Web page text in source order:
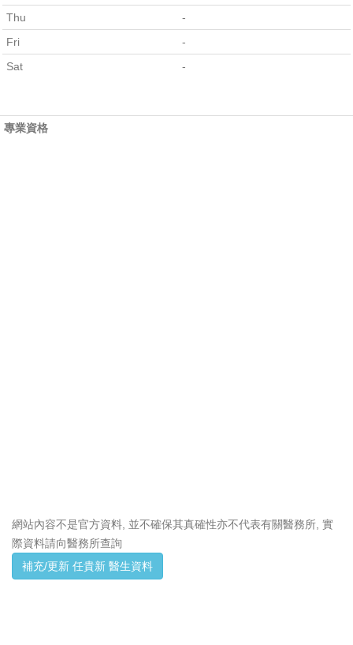
Thu
-
Fri
-
Sat
-
專業資格
網站內容不是官方資料, 並不確保其真確性亦不代表有關醫務所, 實
際資料請向醫務所查詢
補充/更新 任貴新 醫生資料